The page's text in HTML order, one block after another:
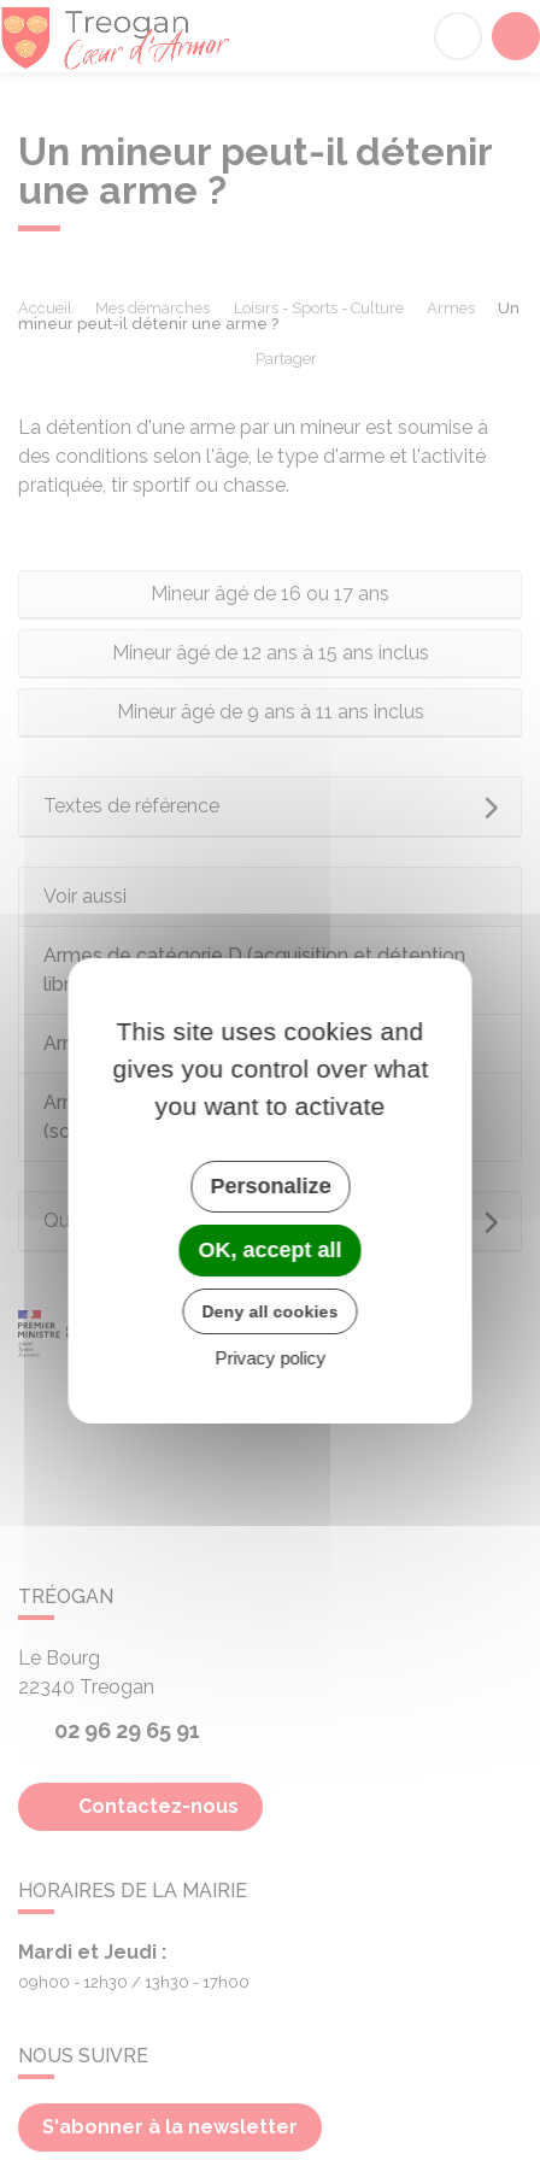
Un mineur peut-il détenir
une arme ?
Accueil Mes démarches Loisirs - Sports - Culture Armes
Un
mineur peut-il détenir une arme ?
Partager
La détention d'une arme par un mineur est soumise à
des conditions selon l'âge, le type d'arme et l'activité
pratiquée, tir sportif ou chasse.
Mineur âgé de 16 ou 17 ans
Mineur âgé de 12 ans à 15 ans inclus
Mineur âgé de 9 ans à 11 ans inclus
Textes de référence
Voir aussi
Armes de catégorie D (acquisition et détention
libres)
Armes de catégorie C (soumise à déclaration)
Armes de catégorie B pour un tireur sportif
(soumises à autorisation)
Questions ? Réponses !
TRÉOGAN
Le Bourg
22340 Treogan
02 96 29 65 91
Contactez-nous
HORAIRES DE LA MAIRIE
Mardi et Jeudi :
09h00 - 12h30 13h30 - 17h00
NOUS SUIVRE
S'abonner à la newsletter
This site uses cookies and
gives you control over what
you want to activate
Personalize
OK, accept all
Deny all cookies
Privacy policy